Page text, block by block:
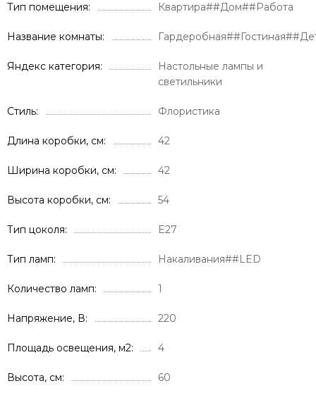
Тип помещения Квартира##Дом##Работа
Название комнаты
Яндекс категория
Настольные лампы и
светильники
Стиль Флористика
Длина коробки, см 42
Ширина коробки, см 42
Высота коробки, см 54
Тип цоколя E27
Тип ламп Накаливания##LED
Количество ламп 1
Напряжение, В 220
Площадь освещения, м2 4
Высота, см 60